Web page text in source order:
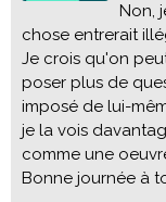
Non,
chose entrerait
Je crois qu'on
poser plus de
imposé de lui-
je la vois
comme une
Bonne journée à